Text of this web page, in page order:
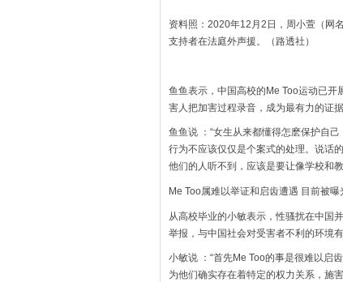
资料照：2020年12月2日，周小萱（网
支持者在法庭外声援。（路透社）
鱼鱼表示，中国高校的Me Too运动已
害人把加害过程录音，成为最有力的证
鱼鱼说 ：“女生从来都懂得怎麽保护自
行为不应该仅仅是个案式的处理。说话
他们的人听不到，应该是要让像学校和
Me Too属难以举证和启齿遭遇 目前被曝
从高校毕业的小敏表示，性骚扰在中国
举报，与中国社会对受害者不利的环境有
小敏说 ：“首先Me Too的事是很难以启
为他们确实存在着特定的权力关系，施